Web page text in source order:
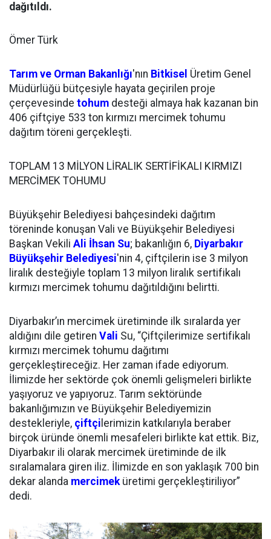
dağıtıldı.
Ömer Türk
Tarım ve Orman Bakanlığı'nın Bitkisel Üretim Genel
Müdürlüğü bütçesiyle hayata geçirilen proje
çerçevesinde tohum desteği almaya hak kazanan bin
406 çiftçiye 533 ton kırmızı mercimek tohumu
dağıtım töreni gerçekleşti.
TOPLAM 13 MİLYON LİRALIK SERTİFİKALI KIRMIZI
MERCİMEK TOHUMU
Büyükşehir Belediyesi bahçesindeki dağıtım
töreninde konuşan Vali ve Büyükşehir Belediyesi
Başkan Vekili Ali İhsan Su; bakanlığın 6, Diyarbakır
Büyükşehir Belediyesi'nin 4, çiftçilerin ise 3 milyon
liralık desteğiyle toplam 13 milyon liralık sertifikalı
kırmızı mercimek tohumu dağıtıldığını belirtti.
Diyarbakır’ın mercimek üretiminde ilk sıralarda yer
aldığını dile getiren Vali Su, “Çiftçilerimize sertifikalı
kırmızı mercimek tohumu dağıtımı
gerçekleştireceğiz. Her zaman ifade ediyorum.
İlimizde her sektörde çok önemli gelişmeleri birlikte
yaşıyoruz ve yapıyoruz. Tarım sektöründe
bakanlığımızın ve Büyükşehir Belediyemizin
destekleriyle, çiftçi lerimizin katkılarıyla beraber
birçok üründe önemli mesafeleri birlikte kat ettik. Biz,
Diyarbakır ili olarak mercimek üretiminde de ilk
sıralamalara giren iliz. İlimizde en son yaklaşık 700 bin
dekar alanda mercimeküretimi gerçekleştiriliyor”
dedi.